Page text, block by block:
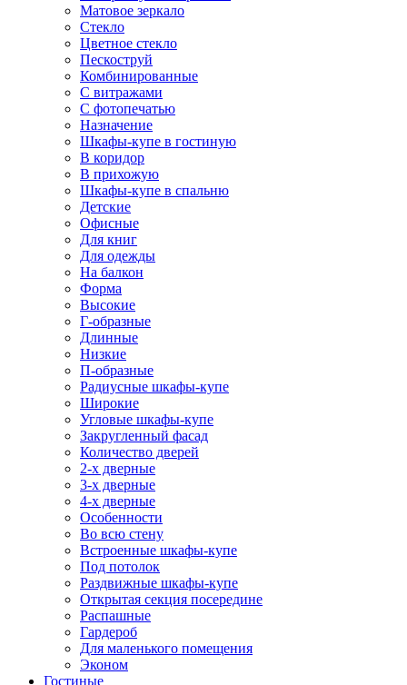
Матовое зеркало
Стекло
Цветное стекло
Пескоструй
Комбинированные
С витражами
С фотопечатью
Назначение
Шкафы-купе в гостиную
В коридор
В прихожую
Шкафы-купе в спальню
Детские
Офисные
Для книг
Для одежды
На балкон
Форма
Высокие
Г-образные
Длинные
Низкие
П-образные
Радиусные шкафы-купе
Широкие
Угловые шкафы-купе
Закругленный фасад
Количество дверей
2-х дверные
3-х дверные
4-х дверные
Особенности
Во всю стену
Встроенные шкафы-купе
Под потолок
Раздвижные шкафы-купе
Открытая секция посередине
Распашные
Гардероб
Для маленького помещения
Эконом
Гостиные